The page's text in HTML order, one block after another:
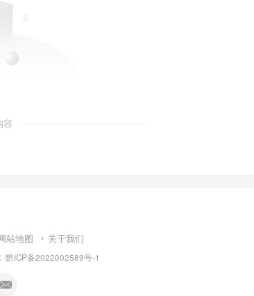
容
站地图 关于我们
黔ICP备2022002589号-1